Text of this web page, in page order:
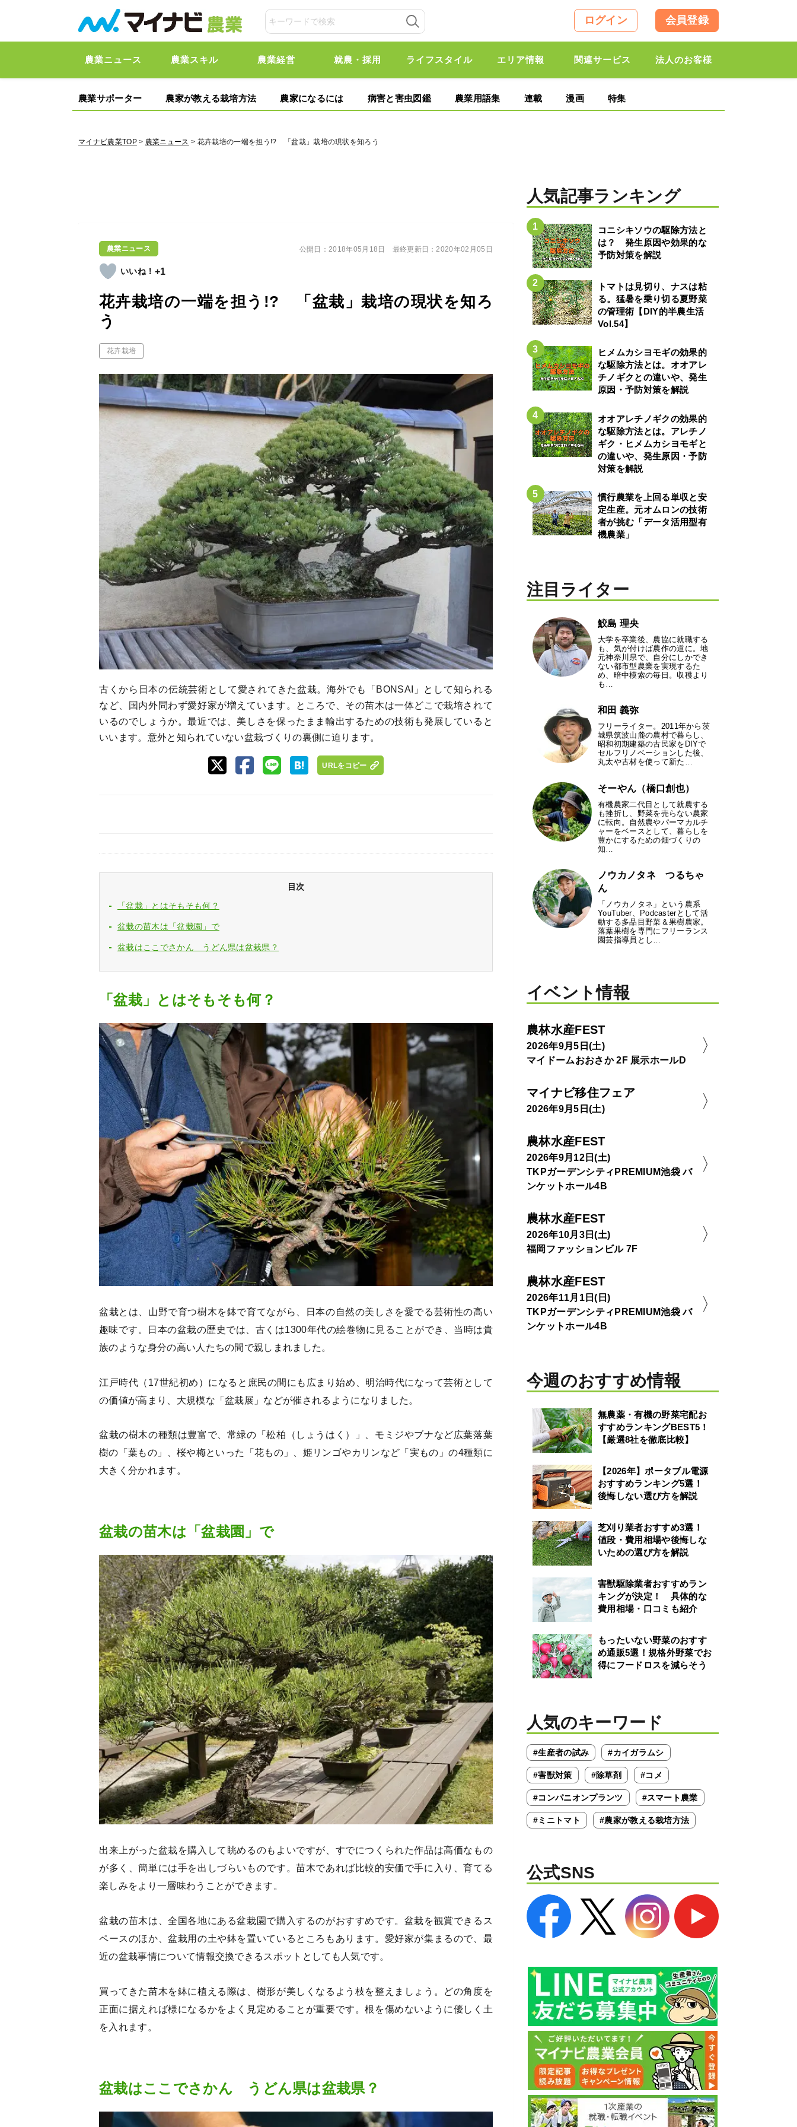
ログイン 会員登録
農業ニュース 農業スキル 農業経営 就農・採用 ライフスタイル エリア情報 関連サービス 法人のお客様
農業サポーター 農家が教える栽培方法 農家になるには 病害と害虫図鑑 農業用語集 連載 漫画 特集
マイナビ農業TOP> 農業ニュース > 花卉栽培の一端を担う!? 「盆栽」栽培の現状を知ろう
農業ニュース
+1
花卉栽培の一端を担う!? 「盆栽」栽培の現状を知ろ
う
花卉栽培
公開日：2018年05月18日 最終更新日：2020年02月05日
古くから日本の伝統芸術として愛されてきた盆栽。海外でも「BONSAI」として知られる
など、国内外問わず愛好家が増えています。ところで、その苗木は一体どこで栽培されて
いるのでしょうか。最近では、美しさを保ったまま輸出するための技術も発展していると
いいます。意外と知られていない盆栽づくりの裏側に迫ります。
URLをコピー
目次
「盆栽」とはそもそも何？
盆栽の苗木は「盆栽園」で
盆栽はここでさかん うどん県は盆栽県？
「盆栽」とはそもそも何？
盆栽とは、山野で育つ樹木を鉢で育てながら、日本の自然の美しさを愛でる芸術性の高い
趣味です。日本の盆栽の歴史では、古くは1300年代の絵巻物に見ることができ、当時は貴
族のような身分の高い人たちの間で親しまれました。
江戸時代（17世紀初め）になると庶民の間にも広まり始め、明治時代になって芸術として
の価値が高まり、大規模な「盆栽展」などが催されるようになりました。
盆栽の樹木の種類は豊富で、常緑の「松柏（しょうはく）」、モミジやブナなど広葉落葉
樹の「葉もの」、桜や梅といった「花もの」、姫リンゴやカリンなど「実もの」の4種類に
大きく分かれます。
盆栽の苗木は「盆栽園」で
出来上がった盆栽を購入して眺めるのもよいですが、すでにつくられた作品は高価なもの
が多く、簡単には手を出しづらいものです。苗木であれば比較的安価で手に入り、育てる
楽しみをより一層味わうことができます。
盆栽の苗木は、全国各地にある盆栽園で購入するのがおすすめです。盆栽を観賞できるス
ペースのほか、盆栽用の土や鉢を置いているところもあります。愛好家が集まるので、最
近の盆栽事情について情報交換できるスポットとしても人気です。
買ってきた苗木を鉢に植える際は、樹形が美しくなるよう枝を整えましょう。どの角度を
正面に据えれば様になるかをよく見定めることが重要です。根を傷めないように優しく土
を入れます。
盆栽はここでさかん うどん県は盆栽県？
人気記事ランキング
コニシキソウの駆除方法と
は？ 発生原因や効果的な
予防対策を解説
トマトは見切り、ナスは粘
る。猛暑を乗り切る夏野菜
の管理術【DIY的半農生活
Vol.54】
ヒメムカシヨモギの効果的
な駆除方法とは。オオアレ
チノギクとの違いや、発生
原因・予防対策を解説
オオアレチノギクの効果的
な駆除方法とは。アレチノ
ギク・ヒメムカシヨモギと
の違いや、発生原因・予防
対策を解説
慣行農業を上回る単収と安
定生産。元オムロンの技術
者が挑む「データ活用型有
機農業」
注目ライター
鮫島 理央
大学を卒業後、農協に就職する
も、気が付けば農作の道に。地
元神奈川県で、自分にしかでき
ない都市型農業を実現するた
め、暗中模索の毎日。収穫より
も…
和田 義弥
フリーライター。2011年から茨
城県筑波山麓の農村で暮らし、
昭和初期建築の古民家をDIYで
セルフリノベーションした後、
丸太や古材を使って新た…
そーやん（橋口創也）
有機農家二代目として就農する
も挫折し、野菜を売らない農家
に転向。自然農やパーマカルチ
ャーをベースとして、暮らしを
豊かにするための畑づくりの
知…
ノウカノタネ つるちゃ
ん
「ノウカノタネ」という農系
YouTuber、Podcasterとして活
動する多品目野菜＆果樹農家。
落葉果樹を専門にフリーランス
園芸指導員とし…
イベント情報
農林水産FEST
2026年9月5日(土)
マイドームおおさか 2F 展示ホールD
マイナビ移住フェア
2026年9月5日(土)
農林水産FEST
2026年9月12日(土)
TKPガーデンシティPREMIUM池袋 バ
ンケットホール4B
農林水産FEST
2026年10月3日(土)
福岡ファッションビル 7F
農林水産FEST
2026年11月1日(日)
TKPガーデンシティPREMIUM池袋 バ
ンケットホール4B
今週のおすすめ情報
無農薬・有機の野菜宅配お
すすめランキングBEST5！
【厳選8社を徹底比較】
【2026年】ポータブル電源
おすすめランキング5選！
後悔しない選び方を解説
芝刈り業者おすすめ3選！
値段・費用相場や後悔しな
いための選び方を解説
害獣駆除業者おすすめラン
キングが決定！ 具体的な
費用相場・口コミも紹介
もったいない野菜のおすす
め通販5選！規格外野菜でお
得にフードロスを減らそう
人気のキーワード
#生産者の試み #カイガラムシ
#害獣対策 #除草剤 #コメ
#コンパニオンプランツ #スマート農業
#ミニトマト #農家が教える栽培方法
公式SNS